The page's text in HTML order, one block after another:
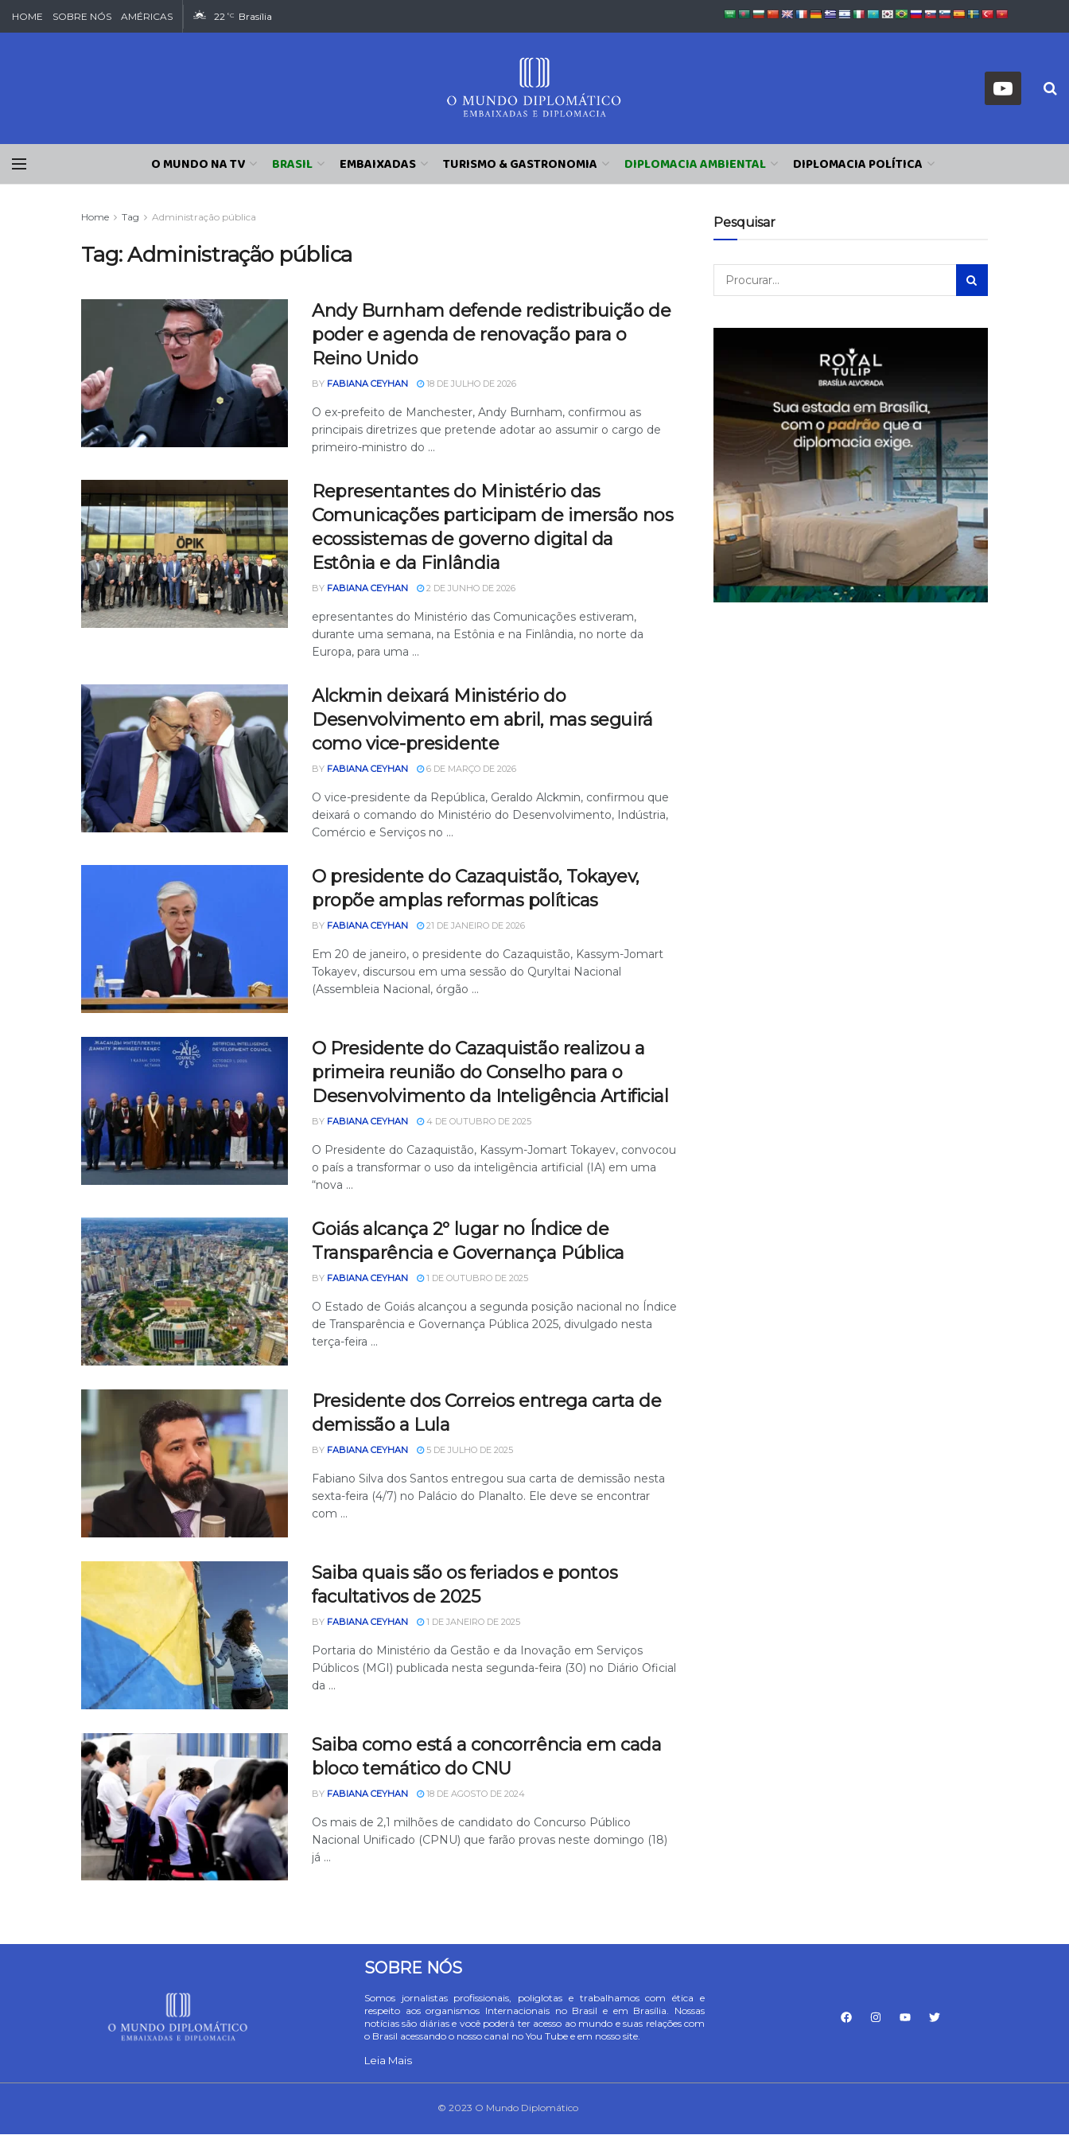
HOME SOBRE NÓS AMÉRICAS 22 °C Brasília
O MUNDO NA TV BRASIL EMBAIXADAS TURISMO & GASTRONOMIA DIPLOMACIA AMBIENTAL DIPLOMACIA POLÍTICA
Home Tag Administração pública
Tag:Administração pública
Andy Burnham defende redistribuição de
poder e agenda de renovação para o
Reino Unido
BY FABIANA CEYHAN 18 DE JULHO DE 2026
O ex-prefeito de Manchester, Andy Burnham, confirmou as
principais diretrizes que pretende adotar ao assumir o cargo de
primeiro-ministro do ...
Representantes do Ministério das
Comunicações participam de imersão nos
ecossistemas de governo digital da
Estônia e da Finlândia
BY FABIANA CEYHAN 2 DE JUNHO DE 2026
epresentantes do Ministério das Comunicações estiveram,
durante uma semana, na Estônia e na Finlândia, no norte da
Europa, para uma ...
Alckmin deixará Ministério do
Desenvolvimento em abril, mas seguirá
como vice-presidente
BY FABIANA CEYHAN 6 DE MARÇO DE 2026
O vice-presidente da República, Geraldo Alckmin, confirmou que
deixará o comando do Ministério do Desenvolvimento, Indústria,
Comércio e Serviços no ...
O presidente do Cazaquistão, Tokayev,
propõe amplas reformas políticas
BY FABIANA CEYHAN 21 DE JANEIRO DE 2026
Em 20 de janeiro, o presidente do Cazaquistão, Kassym-Jomart
Tokayev, discursou em uma sessão do Quryltai Nacional
(Assembleia Nacional, órgão ...
O Presidente do Cazaquistão realizou a
primeira reunião do Conselho para o
Desenvolvimento da Inteligência Artificial
BY FABIANA CEYHAN 4 DE OUTUBRO DE 2025
O Presidente do Cazaquistão, Kassym-Jomart Tokayev, convocou
o país a transformar o uso da inteligência artificial (IA) em uma
“nova ...
Goiás alcança 2º lugar no Índice de
Transparência e Governança Pública
BY FABIANA CEYHAN 1 DE OUTUBRO DE 2025
O Estado de Goiás alcançou a segunda posição nacional no Índice
de Transparência e Governança Pública 2025, divulgado nesta
terça-feira ...
Presidente dos Correios entrega carta de
demissão a Lula
BY FABIANA CEYHAN 5 DE JULHO DE 2025
Fabiano Silva dos Santos entregou sua carta de demissão nesta
sexta-feira (4/7) no Palácio do Planalto. Ele deve se encontrar
com ...
Saiba quais são os feriados e pontos
facultativos de 2025
BY FABIANA CEYHAN 1 DE JANEIRO DE 2025
Portaria do Ministério da Gestão e da Inovação em Serviços
Públicos (MGI) publicada nesta segunda-feira (30) no Diário Oficial
da ...
Saiba como está a concorrência em cada
bloco temático do CNU
BY FABIANA CEYHAN 18 DE AGOSTO DE 2024
Os mais de 2,1 milhões de candidato do Concurso Público
Nacional Unificado (CPNU) que farão provas neste domingo (18)
já ...
Pesquisar
SOBRE NÓS
Somos jornalistas profissionais, poliglotas e trabalhamos com ética e
respeito aos organismos Internacionais no Brasil e em Brasília. Nossas
notícias são diárias e você poderá ter acesso ao mundo e suas relações com
o Brasil acessando o nosso canal no You Tube e em nosso site.
Leia Mais
© 2023 O Mundo Diplomático